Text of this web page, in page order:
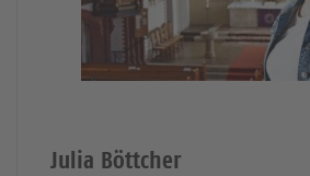
Julia Böttcher